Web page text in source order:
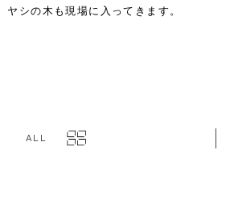
シの木も現場に入ってきます。
ALL